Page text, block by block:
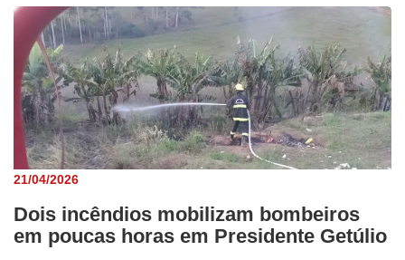
21/04/2026
Dois incêndios mobilizam bombeiros
em poucas horas em Presidente Getúlio